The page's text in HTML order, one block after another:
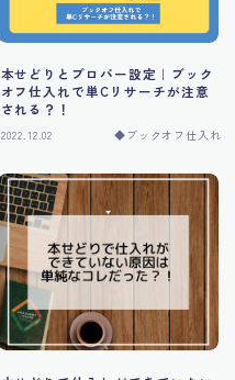
本せどりとプロパー設定｜ブック
オフ仕入れで単Cリサーチが注意
される？！
2022.12.02 ◆ブックオフ仕入れ